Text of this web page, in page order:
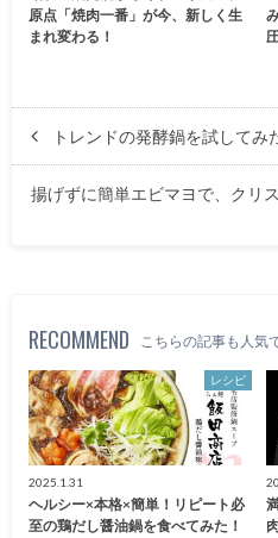
原点「焼肉一番」が今、新しく生
まれ変わる！
トレンドの発酵鍋を試してみ
揚げずに簡単エビマヨで、クリ
RECOMMEND こちらの記事も人気
レシピ
2025.1.31
ヘルシー×本格×簡単！リピート必
至の鶏だし醤油鍋を食べてみた！